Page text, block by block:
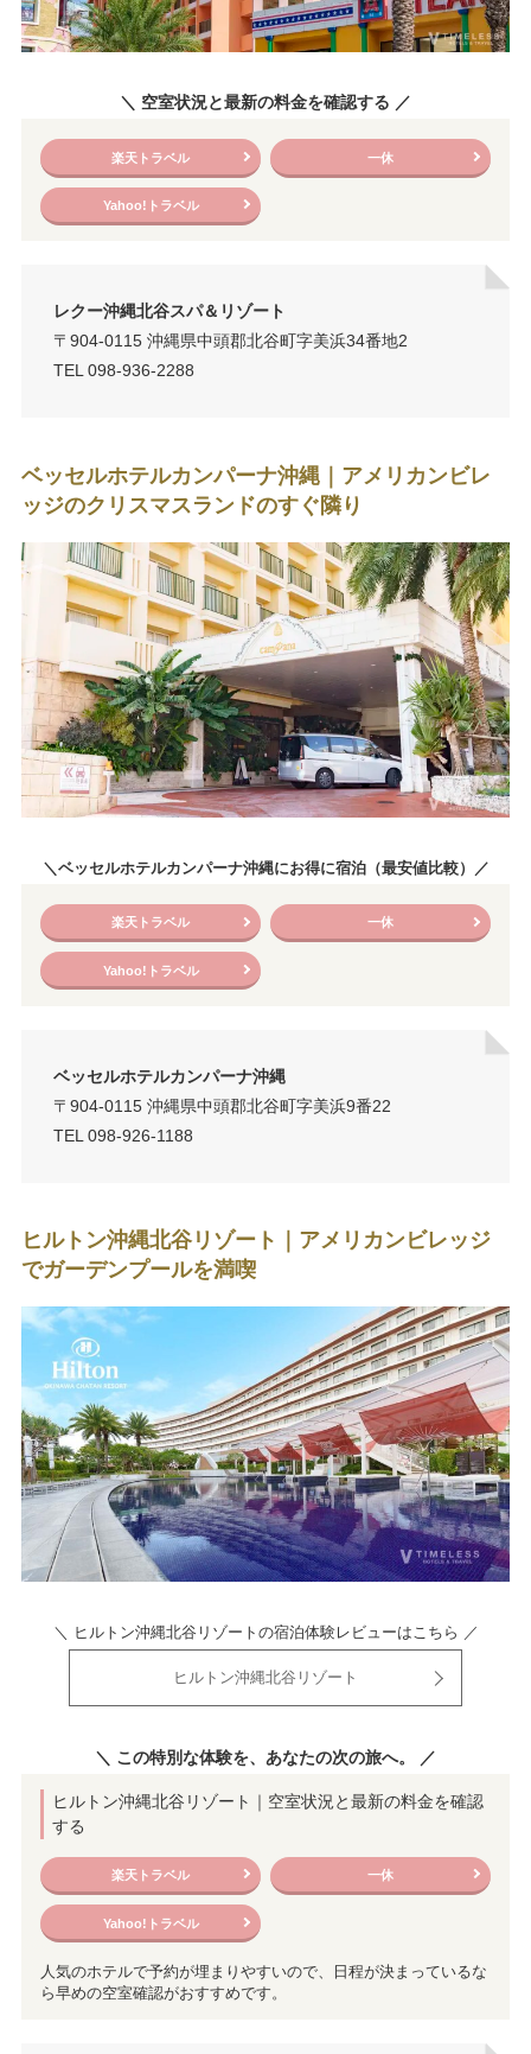
＼ 空室状況と最新の料金を確認する ／
楽天トラベル 一休
Yahoo!トラベル
レクー沖縄北谷スパ＆リゾート
〒904-0115 沖縄県中頭郡北谷町字美浜34番地2
TEL 098-936-2288
ベッセルホテルカンパーナ沖縄｜アメリカンビレ
ッジのクリスマスランドのすぐ隣り
＼ベッセルホテルカンパーナ沖縄にお得に宿泊（最安値比較）／
楽天トラベル 一休
Yahoo!トラベル
ベッセルホテルカンパーナ沖縄
〒904-0115 沖縄県中頭郡北谷町字美浜9番22
TEL 098-926-1188
ヒルトン沖縄北谷リゾート｜アメリカンビレッジ
でガーデンプールを満喫
＼ ヒルトン沖縄北谷リゾートの宿泊体験レビューはこちら ／
ヒルトン沖縄北谷リゾート
＼ この特別な体験を、あなたの次の旅へ。 ／
ヒルトン沖縄北谷リゾート｜空室状況と最新の料金を確認
する
楽天トラベル 一休
Yahoo!トラベル
人気のホテルで予約が埋まりやすいので、日程が決まっているな
ら早めの空室確認がおすすめです。